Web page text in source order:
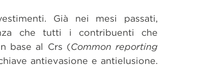
Già nei mesi passati,
che tutti i contribuenti che
base al Crs (Common reporting
antievasione e antielusione.